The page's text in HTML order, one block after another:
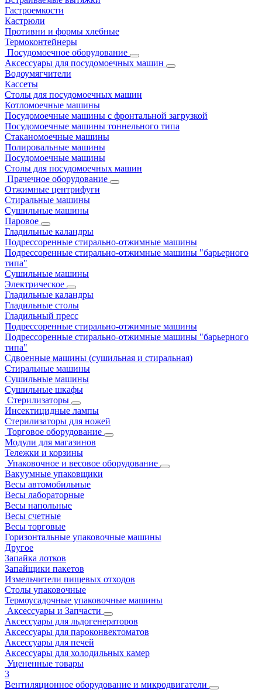
Гастроемкости
Кастрюли
Противни и формы хлебные
Термоконтейнеры
Посудомоечное оборудование
Аксессуары для посудомоечных машин
Водоумягчители
Кассеты
Столы для посудомоечных машин
Котломоечные машины
Посудомоечные машины с фронтальной загрузкой
Посудомоечные машины тоннельного типа
Стаканомоечные машины
Полировальные машины
Посудомоечные машины
Столы для посудомоечных машин
Прачечное оборудование
Отжимные центрифуги
Стиральные машины
Сушильные машины
Паровое
Гладильные каландры
Подрессоренные стирально-отжимные машины
Подрессоренные стирально-отжимные машины "барьерного
типа"
Сушильные машины
Электрическое
Гладильные каландры
Гладильные столы
Гладильный пресс
Подрессоренные стирально-отжимные машины
Подрессоренные стирально-отжимные машины "барьерного
типа"
Сдвоенные машины (сушильная и стиральная)
Стиральные машины
Сушильные машины
Сушильные шкафы
Стерилизаторы
Инсектицидные лампы
Стерилизаторы для ножей
Торговое оборудование
Модули для магазинов
Тележки и корзины
Упаковочное и весовое оборудование
Вакуумные упаковщики
Весы автомобильные
Весы лабораторные
Весы напольные
Весы счетные
Весы торговые
Горизонтальные упаковочные машины
Другое
Запайка лотков
Запайщики пакетов
Измельчители пищевых отходов
Столы упаковочные
Термоусадочные упаковочные машины
Аксессуары и Запчасти
Аксессуары для льдогенераторов
Аксессуары для пароконвектоматов
Аксессуары для печей
Аксессуары для холодильных камер
Уцененные товары
3
Вентиляционное оборудование и микродвигатели